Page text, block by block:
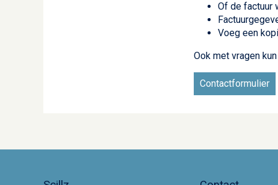
Of de factuur
Voeg een
Ook met vragen
Contactformulier